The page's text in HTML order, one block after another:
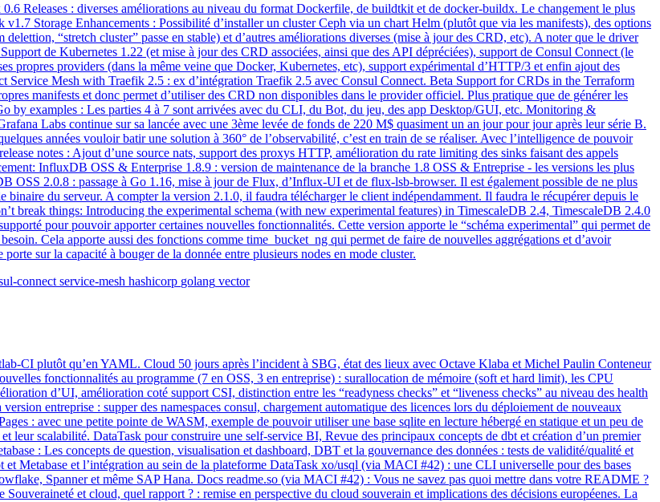
Releases : diverses améliorations au niveau du format Dockerfile, de buildtkit et de docker-buildx. Le changement le plus
Storage Enhancements : Possibilité d’installer un cluster Ceph via un chart Helm (plutôt que via les manifests), des options
“stretch cluster” passe en stable) et d’autres améliorations diverses (mise à jour des CRD, etc). A noter que le driver
de Kubernetes 1.22 (et mise à jour des CRD associées, ainsi que des API dépréciées), support de Consul Connect (le
propres providers (dans la même veine que Docker, Kubernetes, etc), support expérimental d’HTTP/3 et enfin ajout des
Mesh with Traefik 2.5 : ex d’intégration Traefik 2.5 avec Consul Connect. Beta Support for CRDs in the Terraform
manifests et donc permet d’utiliser des CRD non disponibles dans le provider officiel. Plus pratique que de générer les
by examples : Les parties 4 à 7 sont arrivées avec du CLI, du Bot, du jeu, des app Desktop/GUI, etc. Monitoring &
Labs continue sur sa lancée avec une 3ème levée de fonds de 220 M$ quasiment un an jour pour jour après leur série B.
années vouloir batir une solution à 360° de l’observabilité, c’est en train de se réaliser. Avec l’intelligence de pouvoir
notes : Ajout d’une source nats, support des proxys HTTP, amélioration du rate limiting des sinks faisant des appels
InfluxDB OSS & Enterprise 1.8.9 : version de maintenance de la branche 1.8 OSS & Entreprise - les versions les plus
OSS 2.0.8 : passage à Go 1.16, mise à jour de Flux, d’Influx-UI et de flux-lsb-browser. Il est également possible de ne plus
du serveur. A compter la version 2.1.0, il faudra télécharger le client indépendamment. Il faudra le récupérer depuis le
break things: Introducing the experimental schema (with new experimental features) in TimescaleDB 2.4, TimescaleDB 2.4.0
pour pouvoir apporter certaines nouvelles fonctionnalités. Cette version apporte le “schéma experimental” qui permet de
Cela apporte aussi des fonctions comme time_bucket_ng qui permet de faire de nouvelles aggrégations et d’avoir
sur la capacité à bouger de la donnée entre plusieurs nodes en mode cluster.
connect service-mesh hashicorp golang vector
CI plutôt qu’en YAML. Cloud 50 jours après l’incident à SBG, état des lieux avec Octave Klaba et Michel Paulin Conteneur
fonctionnalités au programme (7 en OSS, 3 en entreprise) : surallocation de mémoire (soft et hard limit), les CPU
d’UI, amélioration coté support CSI, distinction entre les “readyness checks” et “liveness checks” au niveau des health
entreprise : supper des namespaces consul, chargement automatique des licences lors du déploiement de nouveaux
: avec une petite pointe de WASM, exemple de pouvoir utiliser une base sqlite en lecture hébergé en statique et un peu de
leur scalabilité. DataTask pour construire une self-service BI, Revue des principaux concepts de dbt et création d’un premier
: Les concepts de question, visualisation et dashboard, DBT et la gouvernance des données : tests de validité/qualité et
Metabase et l’intégration au sein de la plateforme DataTask xo/usql (via MACI #42) : une CLI universelle pour des bases
Spanner et même SAP Hana. Docs readme.so (via MACI #42) : Vous ne savez pas quoi mettre dans votre README ?
et cloud, quel rapport ? : remise en perspective du cloud souverain et implications des décisions européenes. La